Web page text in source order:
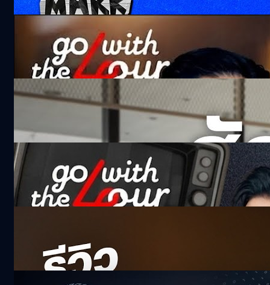
จริงไหม ‘ทอง’ ยิ่งถือยิ่งแพง ? | Go with The
Four
363.7k views 1 month ago
ถอดความสำเร็จของ NT ช่วยคนไทยในวันที่ไร้
สัญญาณ
111.9k views 6 months ago
สื่อเปลี่ยนไว ทำไงให้รอด ! | Go with The Four
202.9k views 4 months ago
14.2k views 2 months ago
ไอเดียเด็ด Pitching โหดกับโจทย์สุดหิน ! True